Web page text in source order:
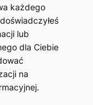
każdego
lub
dla Ciebie
na